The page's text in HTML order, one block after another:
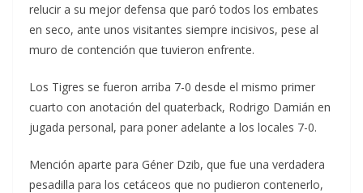
relucir a su mejor defensa que paró todos los embates
en seco, ante unos visitantes siempre incisivos, pese al
muro de contención que tuvieron enfrente.
Los Tigres se fueron arriba 7-0 desde el mismo primer
cuarto con anotación del quaterback, Rodrigo Damián en
jugada personal, para poner adelante a los locales 7-0.
Mención aparte para Géner Dzib, que fue una verdadera
pesadilla para los cetáceos que no pudieron contenerlo,